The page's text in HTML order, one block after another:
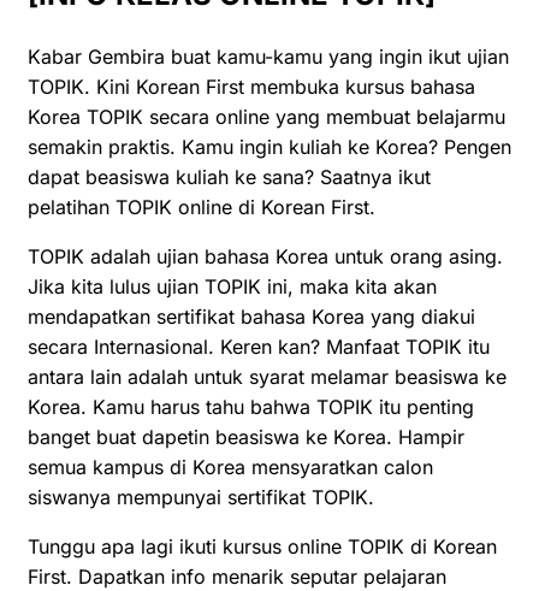
Kabar Gembira buat kamu-kamu yang ingin ikut ujian
TOPIK. Kini Korean First membuka kursus bahasa
Korea TOPIK secara online yang membuat belajarmu
semakin praktis. Kamu ingin kuliah ke Korea? Pengen
dapat beasiswa kuliah ke sana? Saatnya ikut
pelatihan TOPIK online di Korean First.
TOPIK adalah ujian bahasa Korea untuk orang asing.
Jika kita lulus ujian TOPIK ini, maka kita akan
mendapatkan sertifikat bahasa Korea yang diakui
secara Internasional. Keren kan? Manfaat TOPIK itu
antara lain adalah untuk syarat melamar beasiswa ke
Korea. Kamu harus tahu bahwa TOPIK itu penting
banget buat dapetin beasiswa ke Korea. Hampir
semua kampus di Korea mensyaratkan calon
siswanya mempunyai sertifikat TOPIK.
Tunggu apa lagi ikuti kursus online TOPIK di Korean
First. Dapatkan info menarik seputar pelajaran